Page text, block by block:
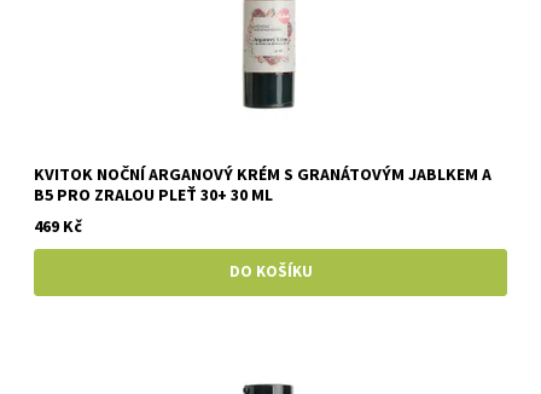
KVITOK NOČNÍ ARGANOVÝ KRÉM S GRANÁTOVÝM JABLKEM A
B5 PRO ZRALOU PLEŤ 30+ 30 ML
469 Kč